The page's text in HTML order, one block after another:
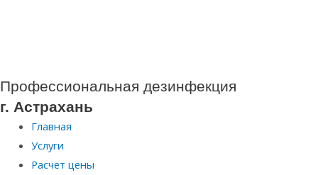
Профессиональная дезинфекция
г. Астрахань
Главная
Услуги
Расчет цены